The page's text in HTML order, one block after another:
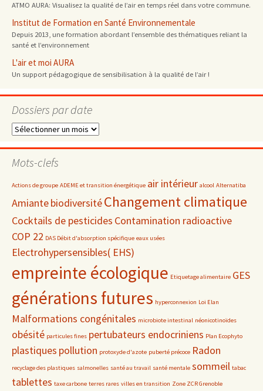
ATMO AURA: Visualisez la qualité de l’air en temps réel dans votre commune.
Institut de Formation en Santé Environnementale
Depuis 2013, une formation abordant l’ensemble des thématiques reliant la
santé et l’environnement
L'air et moi AURA
Un support pédagogique de sensibilisation à la qualité de l’air !
Dossiers par date
Dossiers
date
Mots-clefs
Actions de groupe ADEME et transition énergétique air intérieur alcool Alternatiba
AmiantebiodiversitéChangement climatique
Cocktails de pesticides Contamination radioactive
COP 22 DAS Débit d'absorption spécifique eaux usées
Electrohypersensibles( EHS)
empreinte écologique Etiquetage alimentaire GES
générations futures hyperconnexion Loi Elan
Malformations congénitales microbiote intestinal néonicotinoïdes
obésité particules fines pertubateurs endocriniens Plan Ecophyto
plastiques pollution protoxyde d'azote puberté précoce Radon
recyclage des plastiques salmonelles santé au travail santé mentale sommeil tabac
tablettes taxe carbone terres rares villes en transition Zone ZCR Grenoble